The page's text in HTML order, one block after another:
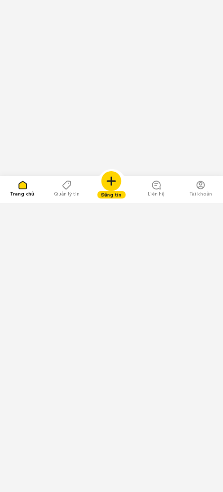
Trang chủ Quản lý tin Đăng tin Liên hệ Tài khoản